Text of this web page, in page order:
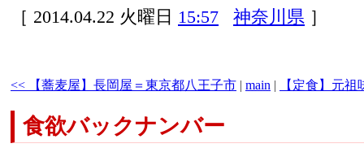
［ 2014.04.22 火曜日 15:57 神奈川県 ］
<< 【蕎麦屋】長岡屋＝東京都八王子市 | main | 【定食】元
食欲バックナンバー